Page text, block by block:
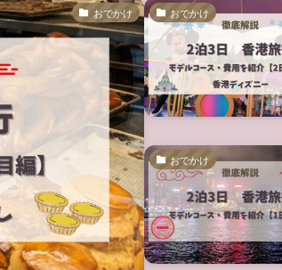
おでかけ おでかけ
おでかけ